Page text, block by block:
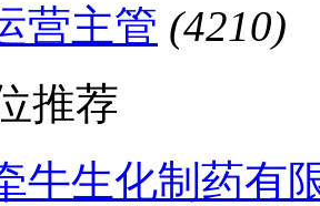
营主管 (4210)
推荐
牛生化制药有